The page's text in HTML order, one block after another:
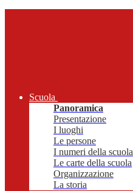
Scuola
Panoramica
Presentazione
I luoghi
Le persone
I numeri della scuola
Le carte della scuola
Organizzazione
La storia